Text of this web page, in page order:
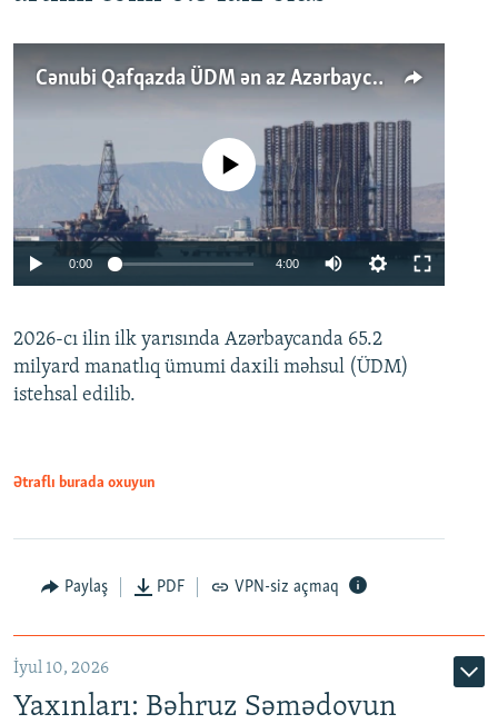
Cənubi Qafqazda ÜDM ən az Azərbaycanda artır: Qonşuları niyə Bakını qabaqlaya bilir?
Auto 240p 360p 480p
No media source currently available
0:00 4:00
360p
480p
2026-cı ilin ilk yarısında Azərbaycanda 65.2
milyard manatlıq ümumi daxili məhsul (ÜDM)
istehsal edilib.
Ətraflı burada oxuyun
Paylaş PDF VPN-siz açmaq
İyul 10, 2026
Yaxınları: Bəhruz Səmədovun